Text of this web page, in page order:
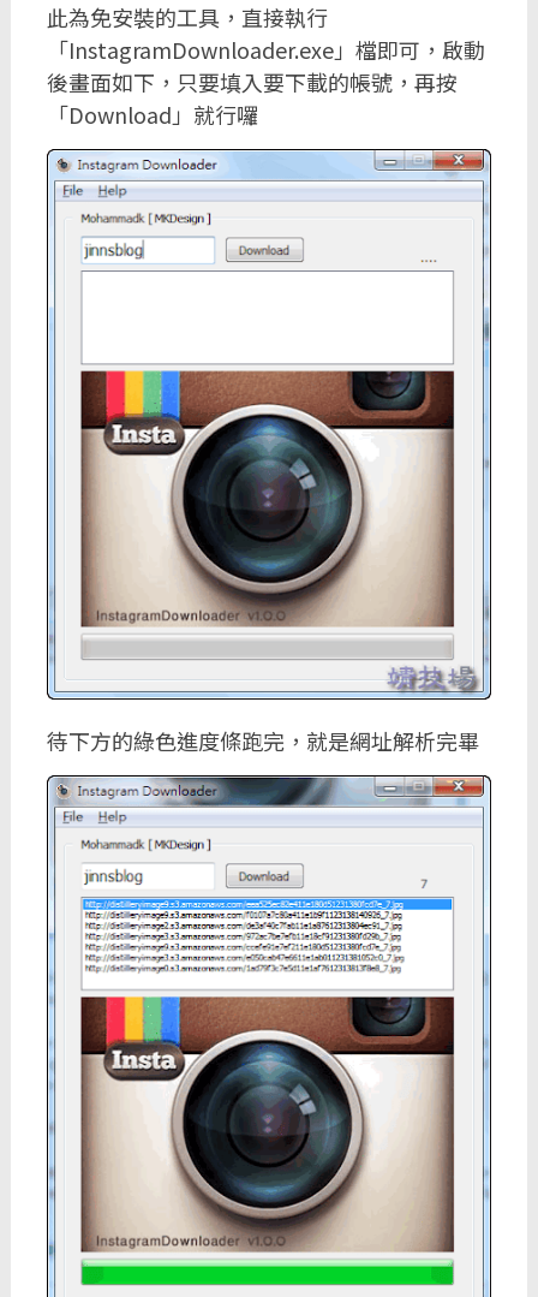
此為免安裝的工具，直接執行
「InstagramDownloader.exe」檔即可，啟動
後畫面如下，只要填入要下載的帳號，再按
「Download」就行囉
待下方的綠色進度條跑完，就是網址解析完畢